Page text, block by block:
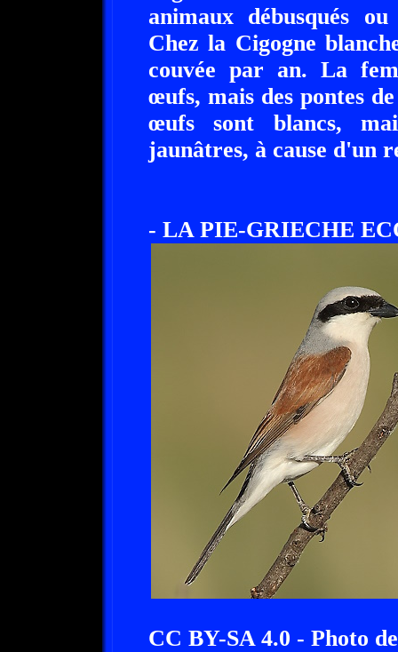
animaux débusqués
Chez la Cigogne
couvée par an. La
œufs, mais des pontes
œufs sont blancs,
jaunâtres, à cause d'un
- LA PIE-GRIECHE
CC BY-SA 4.0 - Photo